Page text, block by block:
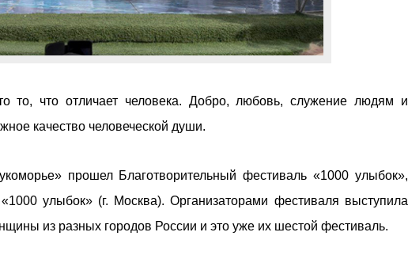
то, что отличает человека. Добро, любовь, служение людям и
качество человеческой души.
прошел Благотворительный фестиваль «1000 улыбок»,
улыбок» (г. Москва). Организаторами фестиваля выступила
из разных городов России и это уже их шестой фестиваль.